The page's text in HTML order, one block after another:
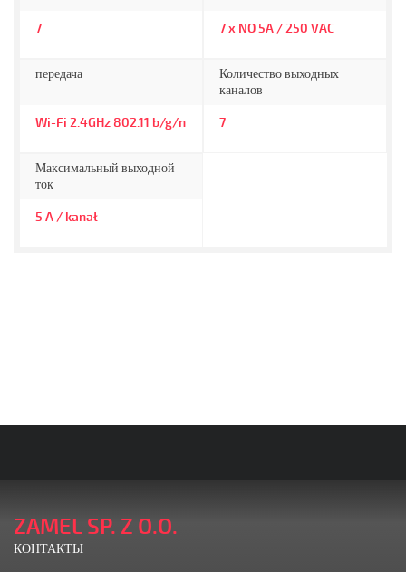
7 7 x NO 5A / 250 VAC
передача
Wi-Fi 2.4GHz 802.11 b/g/n
Количество выходных
каналов
7
Максимальный выходной
ток
5 A / kanał
ZAMEL SP. Z O.O.
КОНТАКТЫ